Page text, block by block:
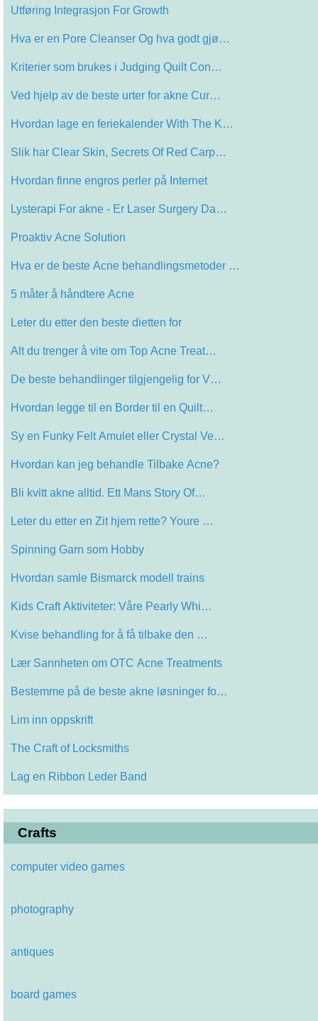
Utføring Integrasjon For Growth
Hva er en Pore Cleanser Og hva godt gjø…
Kriterier som brukes i Judging Quilt Con…
Ved hjelp av de beste urter for akne Cur…
Hvordan lage en feriekalender With The K…
Slik har Clear Skin, Secrets Of Red Carp…
Hvordan finne engros perler på Internet
Lysterapi For akne - Er Laser Surgery Da…
Proaktiv Acne Solution
Hva er de beste Acne behandlingsmetoder …
5 måter å håndtere Acne
Leter du etter den beste dietten for
Alt du trenger å vite om Top Acne Treat…
De beste behandlinger tilgjengelig for V…
Hvordan legge til en Border til en Quilt…
Sy en Funky Felt Amulet eller Crystal Ve…
Hvordan kan jeg behandle Tilbake Acne?
Bli kvitt akne alltid. Ett Mans Story Of…
Leter du etter en Zit hjem rette? Youre …
Spinning Garn som Hobby
Hvordan samle Bismarck modell trains
Kids Craft Aktiviteter: Våre Pearly Whi…
Kvise behandling for å få tilbake den …
Lær Sannheten om OTC Acne Treatments
Bestemme på de beste akne løsninger fo…
Lim inn oppskrift
The Craft of Locksmiths
Lag en Ribbon Leder Band
Crafts
computer video games
photography
antiques
board games